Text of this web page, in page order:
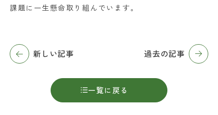
課題に一生懸命取り組んでいます。
新しい記事
一覧に戻る
過去の記事